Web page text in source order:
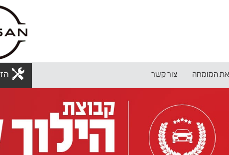
המומחה צור קשר